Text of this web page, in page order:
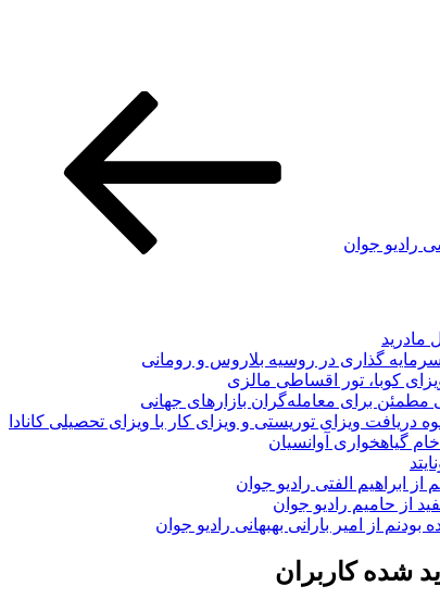
رادیو جوان
مادرید
گذاری در روسیه بلاروس و رومانی
کوبا، تور اقساطی مالزی
مطمئن برای معامله‌گران بازارهای جهانی
دریافت ویزای توریستی و ویزای کار با ویزای تحصیلی کانادا
گیاهخواری آوانسیان
ابراهیم الفتی رادیو جوان
از حامیم رادیو جوان
بودنم از امیر بارانی بهبهانی رادیو جوان
شده کاربران